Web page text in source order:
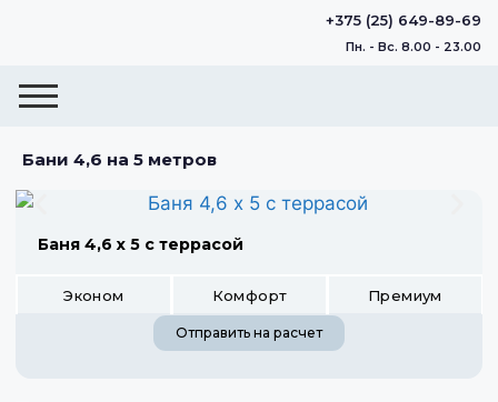
+375 (25) 649-89-69
Пн. - Вс. 8.00 - 23.00
Бани 4,6 на 5 метров
Баня 4,6 х 5 с террасой
Эконом Комфорт Премиум
Отправить на расчет